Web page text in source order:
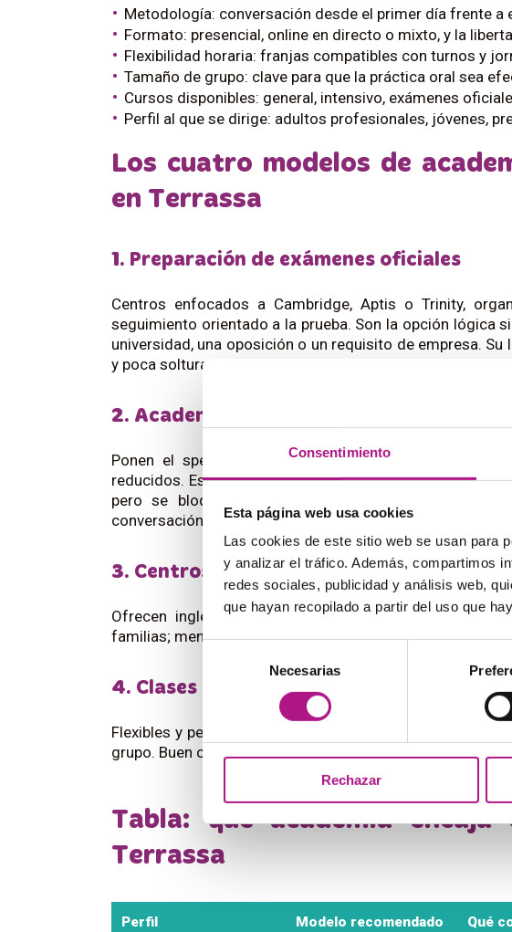
Consentimiento
Esta página web usa cookies
Las cookies de este sitio web se usan para
y analizar el tráfico. Además, compartimos
redes sociales, publicidad y análisis web,
que hayan recopilado a partir del uso que
consentimiento
Necesarias
Rechazar
Metodología: conversación desde el primer día frente
Formato: presencial, online en directo o mixto, y la
Flexibilidad horaria: franjas compatibles con turnos y
Tamaño de grupo: clave para que la práctica oral sea
Cursos disponibles: general, intensivo, exámenes
Perfil al que se dirige: adultos profesionales, jóvenes,
Los cuatro modelos de
en Terrassa
1. Preparación de exámenes oficiales
Centros enfocados a Cambridge, Aptis o Trinity,
seguimiento orientado a la prueba. Son la opción lógica
universidad, una oposición o un requisito de empresa.
y poca soltura oral si no equilibran con práctica
2. Academias conversacionales y de
Ponen el speaking en el centro desde la primera
reducidos. Es el modelo que mejor funciona para el
pero se bloquea al hablarlo en una reunión.
conversación antes de confiar en la palabra ‘inmersión’.
3. Centros generalistas multi-idioma
Ofrecen inglés junto a otros idiomas y mezclan
familias; menos especializados en inglés profesional
4. Clases particulares y online puro
Flexibles y personalizadas, pero dependen de tu
grupo. Buen complemento, sustituto arriesgado si tu
Tabla: qué academia
Terrassa
Perfil Modelo recomendado Qué